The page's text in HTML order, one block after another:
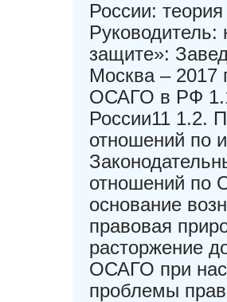
России:
защите»:
Москва – 2017
ОСАГО в РФ
России11 1.2.
отношений по
отношений по
основание
правовая
расторжение
ОСАГО при
проблемы